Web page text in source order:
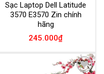
Sạc Laptop Dell Latitude
3570 E3570 Zin chính
hãng
245.000₫